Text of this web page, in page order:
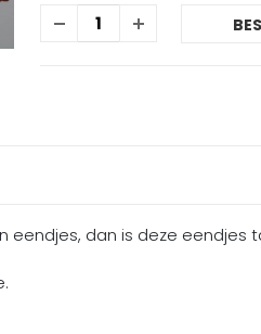
eendjes, dan is deze eendjes